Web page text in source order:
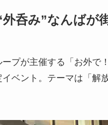
外呑み”なんばが
ープが主催する「お外で
イベント。テーマは「解